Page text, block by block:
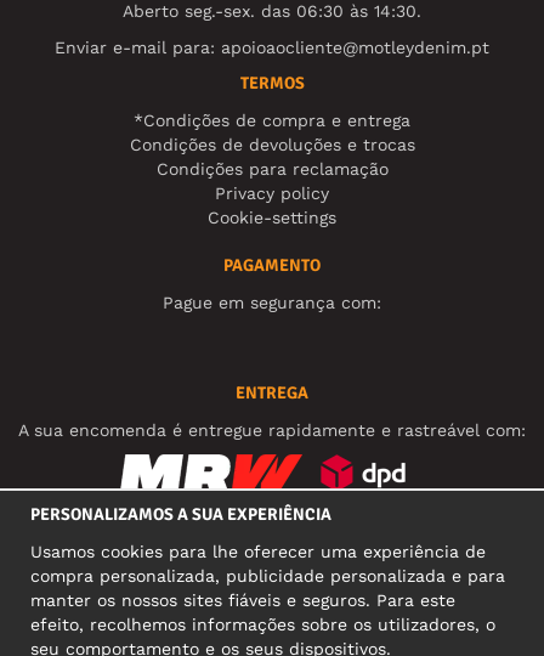
Aberto seg.-sex. das 06:30 às 14:30.
Enviar e-mail para: apoioaocliente@motleydenim.pt
TERMOS
*Condições de compra e entrega
Condições de devoluções e trocas
Condições para reclamação
Privacy policy
Cookie-settings
PAGAMENTO
Pague em segurança com:
ENTREGA
A sua encomenda é entregue rapidamente e rastreável com:
MORADA COMERCIAL
PERSONALIZAMOS A SUA EXPERIÊNCIA
Usamos cookies para lhe oferecer uma experiência de
compra personalizada, publicidade personalizada e para
manter os nossos sites fiáveis e seguros. Para este
efeito, recolhemos informações sobre os utilizadores, o
seu comportamento e os seus dispositivos.